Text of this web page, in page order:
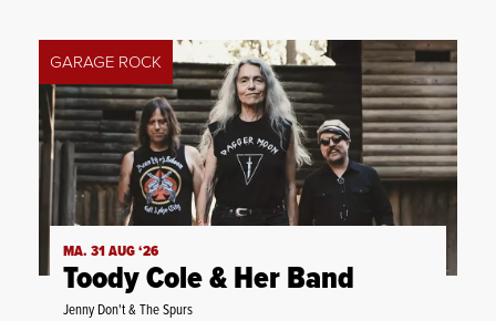
GARAGE ROCK
MA. 31 AUG ‘26
Toody Cole & Her Band
Jenny Don't & The Spurs